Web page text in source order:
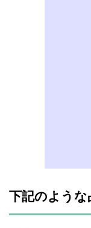
下記のような